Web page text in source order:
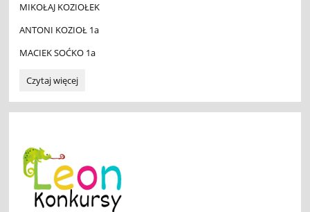
MIKOŁAJ KOZIOŁEK
ANTONI KOZIOŁ 1a
MACIEK SOĆKO 1a
Ogólnopolski
LEON
3
wyniki
🦎
🦎
🦎:
Czytaj więcej